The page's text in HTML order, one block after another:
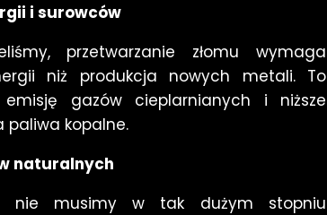
i surowców
przetwarzanie złomu wymaga
niż produkcja nowych metali. To
gazów cieplarnianych i niższe
paliwa kopalne.
naturalnych
nie musimy w tak dużym stopniu